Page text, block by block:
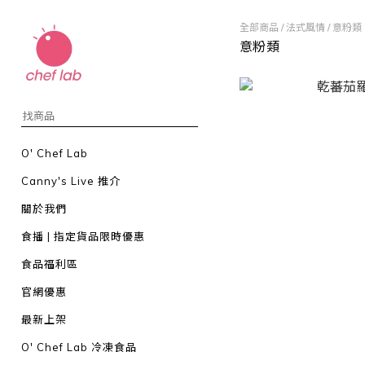
O' Chef Lab
Canny's Live 推介
關於我們
食播 | 指定貨品限時優惠
食品福利區
官網優惠
最新上架
O' Chef Lab 冷凍食品
全部商品 / 法式風情 / 意粉類
意粉類